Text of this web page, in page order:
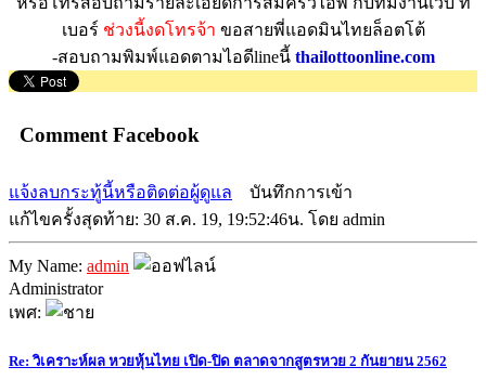
เบอร์ ช่วงนี้งดโทรจ้า ขอสายพี่แอดมินไทยล็อตโต้
-สอบถามพิมพ์แอดตามไอดีlineนี้ thailottoonline.com
Comment Facebook
แจ้งลบกระทู้นี้หรือติดต่อผู้ดูแล
บันทึกการเข้า
แก้ไขครั้งสุดท้าย: 30 ส.ค. 19, 19:52:46น. โดย admin
My Name: admin
Administrator
เพศ:
Re: วิเคราะห์ผล หวยหุ้นไทย เปิด-ปิด ตลาดจากสูตรหวย 2 กันยายน 2562